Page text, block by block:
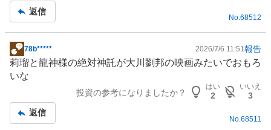
事
返信
No.68512
掲
示
板
78b***** 2026/7/6 11:51報告
莉瑠と龍神様の絶対神託が大川劉邦の映画みたいでおもろ
いな
投資の参考になりましたか？
はい
2
いいえ
3
返信
No. 68511